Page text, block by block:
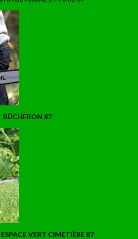
BÛCHERON 87
VERT CIMETIÈRE 87